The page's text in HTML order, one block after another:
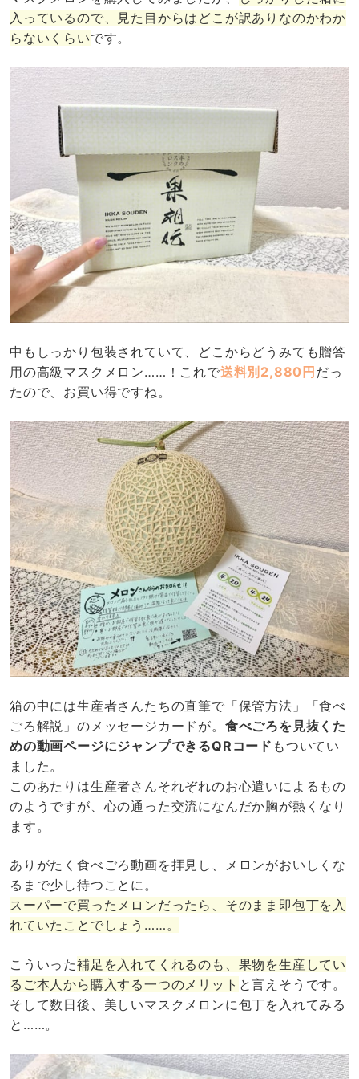
入っているので、見た目からはどこが訳ありなのかわか
らないくらいです。
中もしっかり包装されていて、どこからどうみても贈答
用の高級マスクメロン……！これで送料別2,880円だっ
たので、お買い得ですね。
箱の中には生産者さんたちの直筆で「保管方法」「食べ
ごろ解説」のメッセージカードが。 食べごろを見抜くた
めの動画ページにジャンプできるQRコード もついてい
ました。
このあたりは生産者さんそれぞれのお心遣いによるもの
のようですが、心の通った交流になんだか胸が熱くなり
ます。
ありがたく食べごろ動画を拝見し、メロンがおいしくな
るまで少し待つことに。
スーパーで買ったメロンだったら、そのまま即包丁を入
れていたことでしょう……。
こういった補足を入れてくれるのも、果物を生産してい
るご本人から購入する一つのメリット と言えそうです。
そして数日後、美しいマスクメロンに包丁を入れてみる
と……。